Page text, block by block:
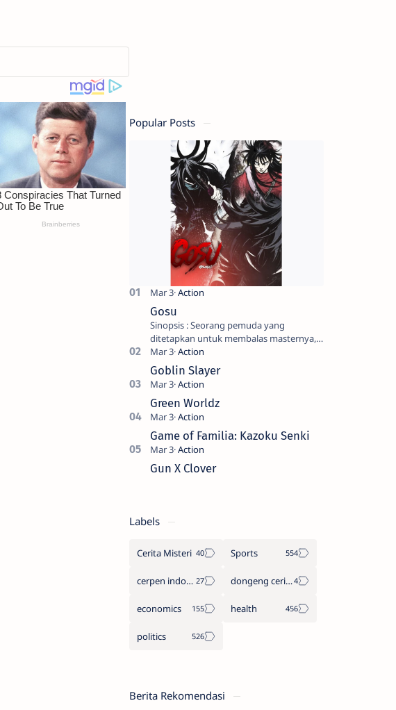
Popular Posts
Gosu
Sinopsis : Seorang pemuda yang
ditetapkan untuk membalas masternya,
seorang seniman bela diri kuat sekali
yang dikhianati oleh anak buahn…
Goblin Slayer
Green Worldz
Game of Familia: Kazoku Senki
Gun X Clover
Labels
Cerita Misteri Sports
cerpen indonesia dongeng cerita legenda
economics health
politics
Berita Rekomendasi